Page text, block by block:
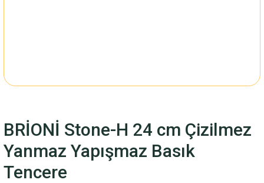
BRİONİ Stone-H 24 cm Çizilmez
Yanmaz Yapışmaz Basık
Tencere